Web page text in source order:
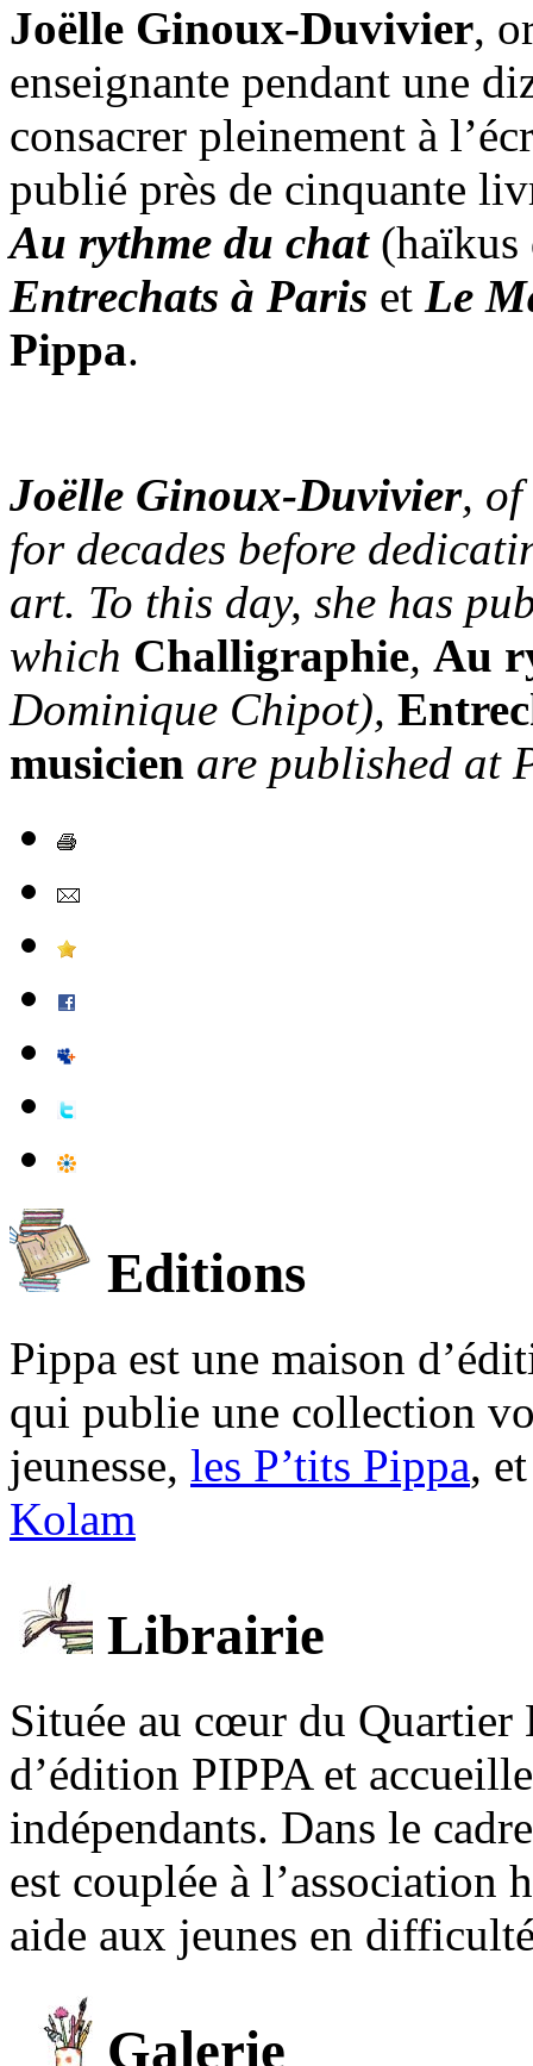
Joëlle Ginoux-Duvivier,
enseignante pendant une
consacrer pleinement à
publié près de cinquante
Au rythme du chat
Entrechats à Paris et Le
Pippa.
Joëlle Ginoux-Duvivier, of
for decades before
art. To this day, she has
which Challigraphie, Au
Dominique Chipot),
musicien are published at
Editions
Pippa est une maison
qui publie une collection
jeunesse, les P’tits Pippa,
Kolam
Librairie
Située au cœur du Quartier
d’édition PIPPA et
indépendants. Dans le
est couplée à l’association
aide aux jeunes en
Galerie